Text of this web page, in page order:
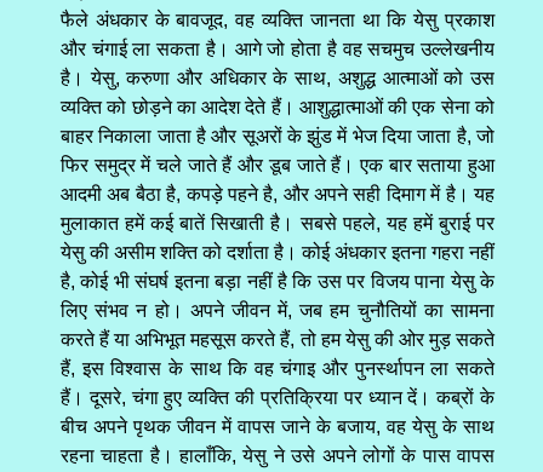
फैले अंधकार के बावजूद, वह व्यक्ति जानता था कि येसु प्रकाश
और चंगाई ला सकता है। आगे जो होता है वह सचमुच उल्लेखनीय
है। येसु, करुणा और अधिकार के साथ, अशुद्ध आत्माओं को उस
व्यक्ति को छोड़ने का आदेश देते हैं। आशुद्धात्माओं की एक सेना को
बाहर निकाला जाता है और सूअरों के झुंड में भेज दिया जाता है, जो
फिर समुद्र में चले जाते हैं और डूब जाते हैं। एक बार सताया हुआ
आदमी अब बैठा है, कपड़े पहने है, और अपने सही दिमाग में है। यह
मुलाकात हमें कई बातें सिखाती है। सबसे पहले, यह हमें बुराई पर
येसु की असीम शक्ति को दर्शाता है। कोई अंधकार इतना गहरा नहीं
है, कोई भी संघर्ष इतना बड़ा नहीं है कि उस पर विजय पाना येसु के
लिए संभव न हो। अपने जीवन में, जब हम चुनौतियों का सामना
करते हैं या अभिभूत महसूस करते हैं, तो हम येसु की ओर मुड़ सकते
हैं, इस विश्वास के साथ कि वह चंगाइ और पुनर्स्थापन ला सकते
हैं। दूसरे, चंगा हुए व्यक्ति की प्रतिक्रिया पर ध्यान दें। कब्रों के
बीच अपने पृथक जीवन में वापस जाने के बजाय, वह येसु के साथ
रहना चाहता है। हालाँकि, येसु ने उसे अपने लोगों के पास वापस